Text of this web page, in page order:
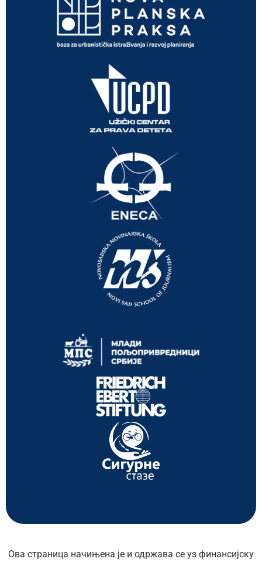
Ова страница начињена је и одржава се уз финансијску